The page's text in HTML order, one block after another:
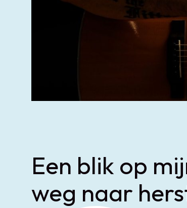
Een blik op
weg naar